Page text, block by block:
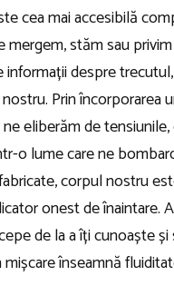
cea mai accesibilă
mergem, stăm sau
informații despre
Prin încorporarea
eliberăm de
o lume care ne
corpul nostru
onest de înaintare.
de la a îți cunoaște
înseamnă